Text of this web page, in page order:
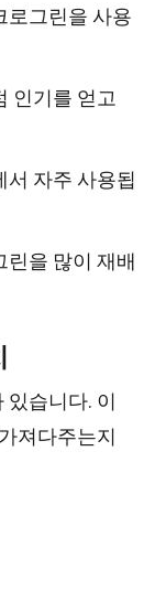
로그린을 사용
인기를 얻고
자주 사용됩
린을 많이 재배
습니다. 이
져다주는지